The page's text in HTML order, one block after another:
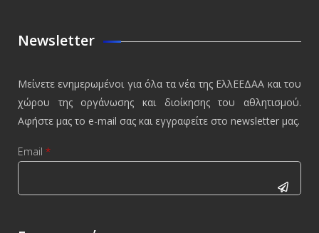
Newsletter
Μείνετε ενημερωμένοι για όλα τα νέα της ΕλλΕΕΔΑΑ και του
χώρου της οργάνωσης και διοίκησης του αθλητισμού.
Αφήστε μας το e-mail σας και εγγραφείτε στο newsletter μας.
Email *